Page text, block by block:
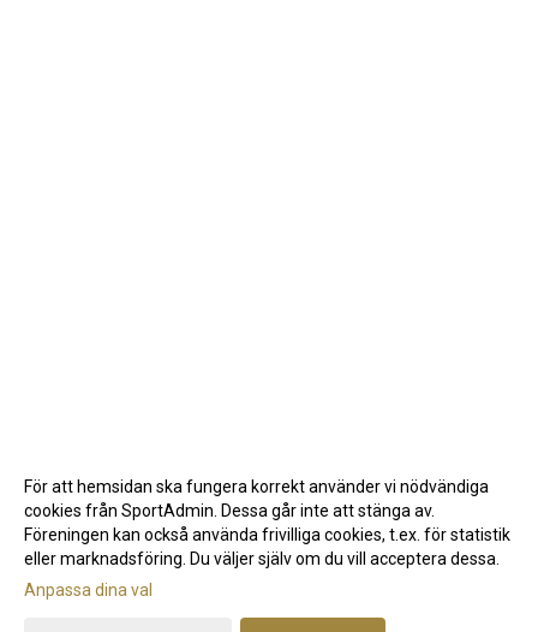
Gå till Webbversion
För att hemsidan ska fungera korrekt använder vi nödvändiga
cookies från SportAdmin. Dessa går inte att stänga av.
Föreningen kan också använda frivilliga cookies, t.ex. för statistik
eller marknadsföring. Du väljer själv om du vill acceptera dessa.
Anpassa dina val